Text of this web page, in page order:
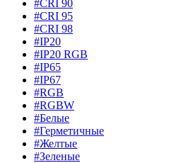
#CRI 90
#CRI 95
#CRI 98
#IP20
#IP20 RGB
#IP65
#IP67
#RGB
#RGBW
#Белые
#Герметичные
#Желтые
#Зеленые